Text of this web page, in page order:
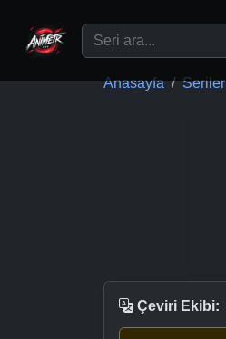
Anasayfa Seriler
Çeviri Ekibi: